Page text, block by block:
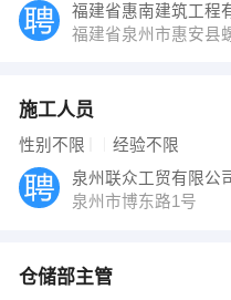
福建省惠南建筑工程
福建省泉州市惠安县
施工人员
性别不限 经验不限
泉州联众工贸有限公
泉州市博东路1号
仓储部主管